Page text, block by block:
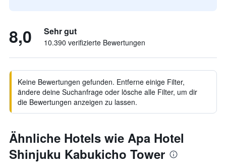
8,0 Sehr gut
10.390 verifizierte Bewertungen
Keine Bewertungen gefunden. Entferne einige Filter,
ändere deine Suchanfrage oder lösche alle Filter, um dir
die Bewertungen anzeigen zu lassen.
Ähnliche Hotels wie Apa Hotel
Shinjuku Kabukicho Tower